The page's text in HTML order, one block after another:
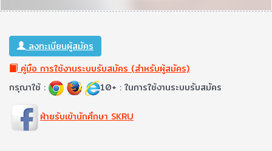
ลงทะเบียนผู้สมัคร
คู่มือ การใช้งานระบบรับสมัคร (สำหรับผู้สมัคร)
กรุณาใช้ :
10+ : ในการใช้งานระบบรับสมัคร
ฝ่ายรับเข้านักศึกษา SKRU